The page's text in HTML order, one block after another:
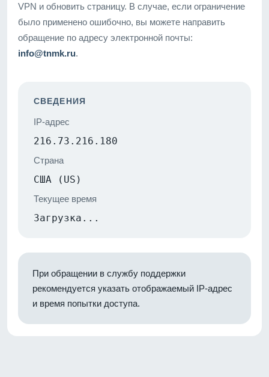
VPN и обновить страницу. В случае, если ограничение
было применено ошибочно, вы можете направить
обращение по адресу электронной почты:
info@tnmk.ru.
СВЕДЕНИЯ
IP-адрес
216.73.216.180
Страна
США (US)
Текущее время
Загрузка...
При обращении в службу поддержки
рекомендуется указать отображаемый IP-адрес
и время попытки доступа.